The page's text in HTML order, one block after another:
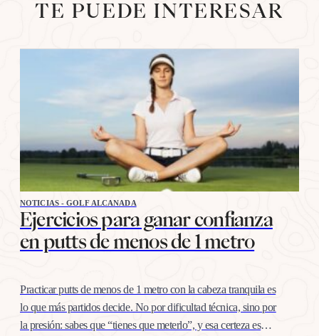
TE PUEDE INTERESAR
NOTICIAS - GOLF ALCANADA
Ejercicios para ganar confianza
en putts de menos de 1 metro
Practicar putts de menos de 1 metro con la cabeza tranquila es
lo que más partidos decide. No por dificultad técnica, sino por
la presión: sabes que “tienes que meterlo”, y esa certeza es